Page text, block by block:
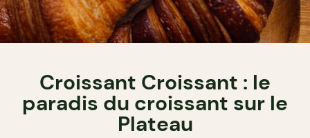
Croissant Croissant : le
paradis du croissant sur le
Plateau